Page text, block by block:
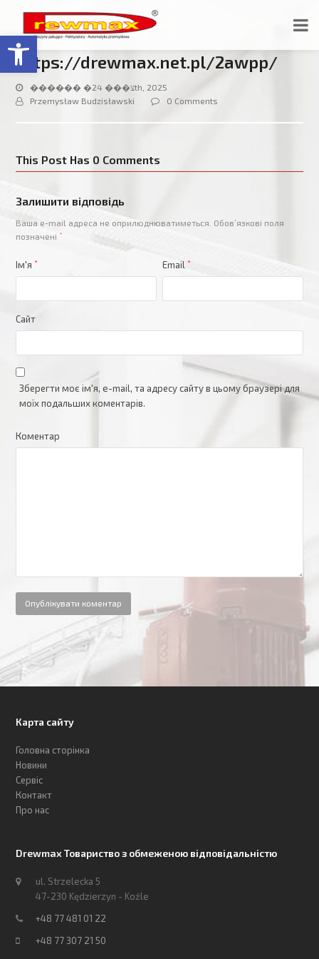
Відкрити Панель інструментів
https://drewmax.net.pl/2awpp/
������ �צ��� 24th, 2025
Przemysław Budzisławski
0 Comments
This Post Has 0 Comments
Залишити відповідь
Ваша e-mail адреса не оприлюднюватиметься. Обов’язкові поля
позначені *
Ім'я * Email *
Сайт
Зберегти моє ім'я, e-mail, та адресу сайту в цьому браузері для
моїх подальших коментарів.
Коментар
Карта сайту
Головна сторінка
Новини
Сервіс
Контакт
Про нас
Drewmax Товариство з обмеженою відповідальністю
ul. Strzelecka 5
47-230 Kędzierzyn - Koźle
+48 77 481 01 22
+48 77 307 21 50